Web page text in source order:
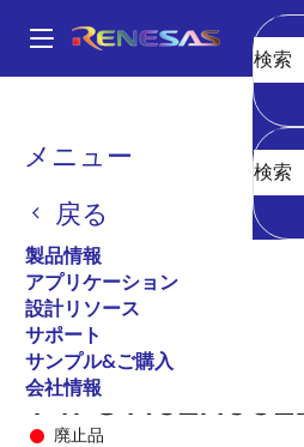
ン
Main
メニュー
戻る
製品情報
アプリケーション
設計リソース
サポート
サンプル&ご購入
会社情報
消去
パ
く
ず
廃止品